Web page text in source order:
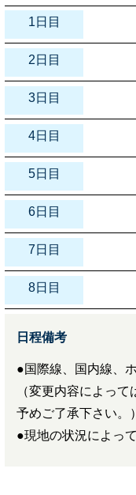
1日目
2日目
3日目
4日目
5日目
6日目
7日目
8日目
日程備考
●国際線、国内線、
（変更内容によっ
予めご了承下さい。）
●現地の状況によっ